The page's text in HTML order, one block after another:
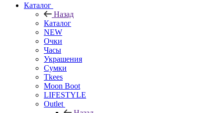
Каталог
Назад
Каталог
NEW
Очки
Часы
Украшения
Сумки
Tkees
Moon Boot
LIFESTYLE
Outlet